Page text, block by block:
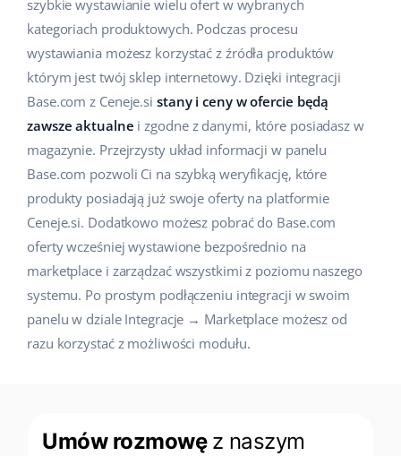
Sprzedaż na marketplace
Automatyzacja procesów
Zarządzanie wysyłką
Automatyzacja cen
AI dla e-commerce
Obsługa klienta
Ekosystem
Super Merchant
Base Analytics
Dom i ogród
Dziecko
Elektronika
Motoryzacja
Supermarket
Zdrowie i uroda
Moda
Pomoc
Akademia
Blog
Wdrożenia systemu
Konsultacje i szkolenia
Audyt konta
Konfiguracja konta
english (US)
english (GB)
english (IN)
čeština
deutsch
Ελληνικά
español (AR)
español (MX)
Français
polski
szybkie wystawianie wielu ofert w wybranych
kategoriach produktowych. Podczas procesu
wystawiania możesz korzystać z źródła produktów
którym jest twój sklep internetowy. Dzięki integracji
Base.com z Ceneje.si stany i ceny w ofercie będą
zawsze aktualne i zgodne z danymi, które posiadasz w
magazynie. Przejrzysty układ informacji w panelu
Base.com pozwoli Ci na szybką weryfikację, które
produkty posiadają już swoje oferty na platformie
Ceneje.si. Dodatkowo możesz pobrać do Base.com
oferty wcześniej wystawione bezpośrednio na
marketplace i zarządzać wszystkimi z poziomu naszego
systemu. Po prostym podłączeniu integracji w swoim
panelu w dziale Integracje → Marketplace możesz od
razu korzystać z możliwości modułu.
Umów rozmowę z naszym